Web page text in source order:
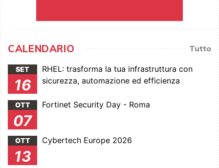
CALENDARIO Tutto
SET
16
RHEL: trasforma la tua infrastruttura con
sicurezza, automazione ed efficienza
OTT
07
Fortinet Security Day - Roma
OTT
13
Cybertech Europe 2026